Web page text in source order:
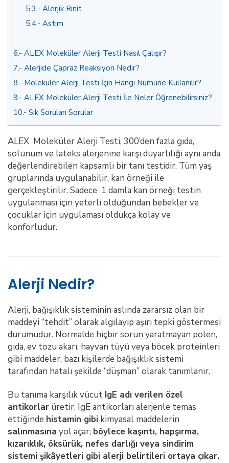
5.3. Alerjik Rinit
5.4. Astım
6. ALEX Moleküler Alerji Testi Nasıl Çalışır?
7. Alerjide Çapraz Reaksiyon Nedir?
8. Moleküler Alerji Testi İçin Hangi Numune Kullanılır?
9. ALEX Moleküler Alerji Testi İle Neler Öğrenebilirsiniz?
10. Sık Sorulan Sorular
ALEX Moleküler Alerji Testi, 300’den fazla gıda,
solunum ve lateks alerjenine karşı duyarlılığı aynı anda
değerlendirebilen kapsamlı bir tanı testidir. Tüm yaş
gruplarında uygulanabilir, kan örneği ile
gerçekleştirilir. Sadece 1 damla kan örneği testin
uygulanması için yeterli olduğundan bebekler ve
çocuklar için uygulaması oldukça kolay ve
konforludur.
Alerji Nedir?
Alerji, bağışıklık sisteminin aslında zararsız olan bir
maddeyi “tehdit” olarak algılayıp aşırı tepki göstermesi
durumudur. Normalde hiçbir sorun yaratmayan polen,
gıda, ev tozu akarı, hayvan tüyü veya böcek proteinleri
gibi maddeler, bazı kişilerde bağışıklık sistemi
tarafından hatalı şekilde “düşman” olarak tanımlanır.
Bu tanıma karşılık vücut IgE adı verilen özel
antikorlar üretir. IgE antikorları alerjenle temas
ettiğinde histamin gibi kimyasal maddelerin
salınmasına yol açar; böylece kaşıntı, hapşırma,
kızarıklık, öksürük, nefes darlığı veya sindirim
sistemi şikâyetleri gibi alerji belirtileri ortaya çıkar.